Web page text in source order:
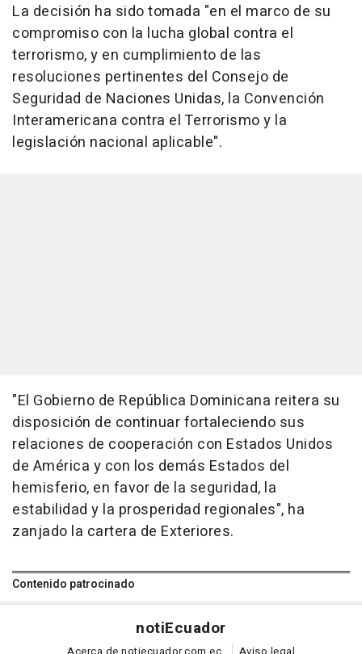
La decisión ha sido tomada "en el marco de su
compromiso con la lucha global contra el
terrorismo, y en cumplimiento de las
resoluciones pertinentes del Consejo de
Seguridad de Naciones Unidas, la Convención
Interamericana contra el Terrorismo y la
legislación nacional aplicable".
"El Gobierno de República Dominicana reitera su
disposición de continuar fortaleciendo sus
relaciones de cooperación con Estados Unidos
de América y con los demás Estados del
hemisferio, en favor de la seguridad, la
estabilidad y la prosperidad regionales", ha
zanjado la cartera de Exteriores.
Contenido patrocinado
notiEcuador